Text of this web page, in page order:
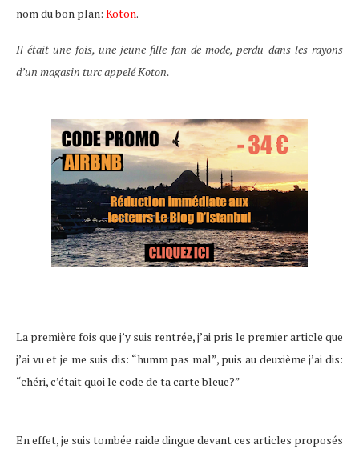
nom du bon plan: Koton.
Il était une fois, une jeune fille fan de mode, perdu dans les rayons
d’un magasin turc appelé Koton.
La première fois que j’y suis rentrée, j’ai pris le premier article que
j’ai vu et je me suis dis: “humm pas mal”, puis au deuxième j’ai dis:
“chéri, c’était quoi le code de ta carte bleue?”
En effet, je suis tombée raide dingue devant ces articles proposés